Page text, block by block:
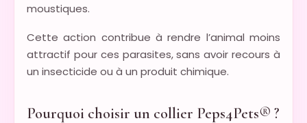
moustiques.
Cette action contribue à rendre l’animal moins
attractif pour ces parasites, sans avoir recours à
un insecticide ou à un produit chimique.
Pourquoi choisir un collier Peps4Pets® ?